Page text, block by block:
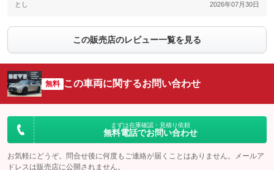
とし 2026年07月30日
この販売店のレビュー一覧を見る
無料 この車両に関するお問い合わせ
まずは在庫確認・見積り依頼
無料電話でお問い合わせ
お気軽にどうぞ。問合せ後に何度もご連絡が届くことはありません。メールア
ドレスは販売店に公開されません。